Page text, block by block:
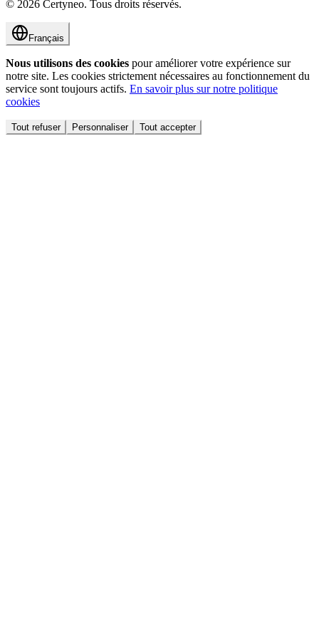
© 2026 Certyneo. Tous droits réservés.
Français
Nous utilisons des cookies pour améliorer votre expérience sur
notre site. Les cookies strictement nécessaires au fonctionnement du
service sont toujours actifs. En savoir plus sur notre politique
cookies
Tout refuser Personnaliser Tout accepter